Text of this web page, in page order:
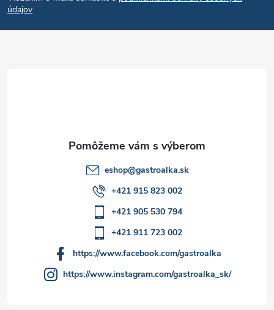
i
e
púdajov
eshop@gastroalka.sk
+421 915 823 002
+421 905 530 794
+421 911 723 002
https://www.facebook.com/gastroalka
https://www.instagram.com/gastroalka_sk/